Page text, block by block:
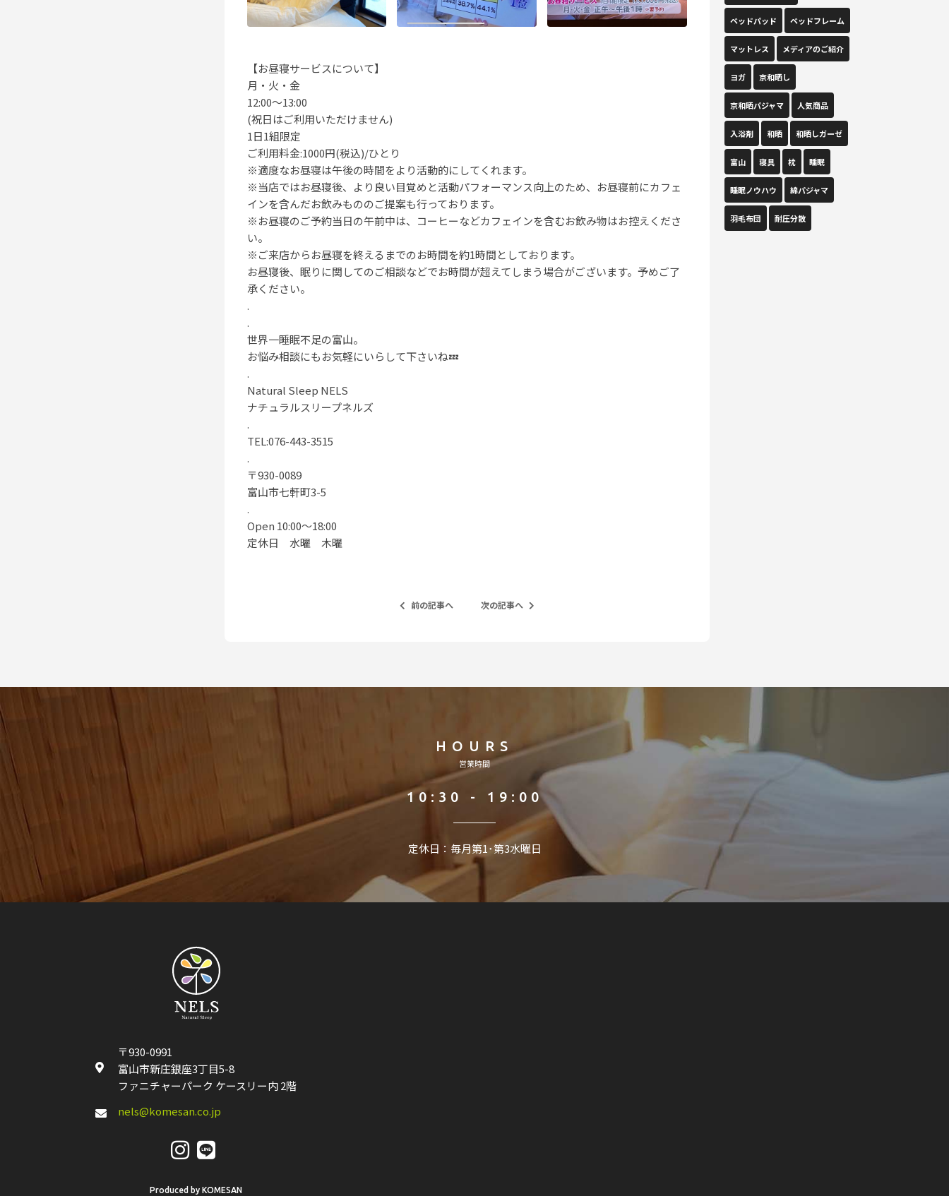
【お昼寝サービスについて】
月・火・金
12:00〜13:00
(祝日はご利用いただけません)
1日1組限定
ご利用料金:1000円(税込)/ひとり
※適度なお昼寝は午後の時間をより活動的にしてくれます。
※当店ではお昼寝後、より良い目覚めと活動パフォーマンス向上のため、お昼寝前にカフェ
インを含んだお飲みもののご提案も行っております。
※お昼寝のご予約当日の午前中は、コーヒーなどカフェインを含むお飲み物はお控えくださ
い。
※ご来店からお昼寝を終えるまでのお時間を約1時間としております。
お昼寝後、眠りに関してのご相談などでお時間が超えてしまう場合がございます。予めご了
承ください。
.
.
世界一睡眠不足の富山。
お悩み相談にもお気軽にいらして下さいね💤
.
Natural Sleep NELS
ナチュラルスリープネルズ
.
TEL:076-443-3515
.
〒930-0089
富山市七軒町3-5
.
Open 10:00〜18:00
定休日 水曜 木曜
前の記事へ 次の記事へ
ベッドパッド ベッドフレーム
マットレス メディアのご紹介
ヨガ 京和晒し
京和晒パジャマ 人気商品
入浴剤 和晒 和晒しガーゼ
富山 寝具 枕 睡眠
睡眠ノウハウ 綿パジャマ
羽毛布団 耐圧分散
HOURS
営業時間
10:30 - 19:00
定休日：毎月第1･第3水曜日
〒930-0991
富山市新庄銀座3丁目5-8
ファニチャーパーク ケースリー内 2階
nels@komesan.co.jp
Produced by KOMESAN